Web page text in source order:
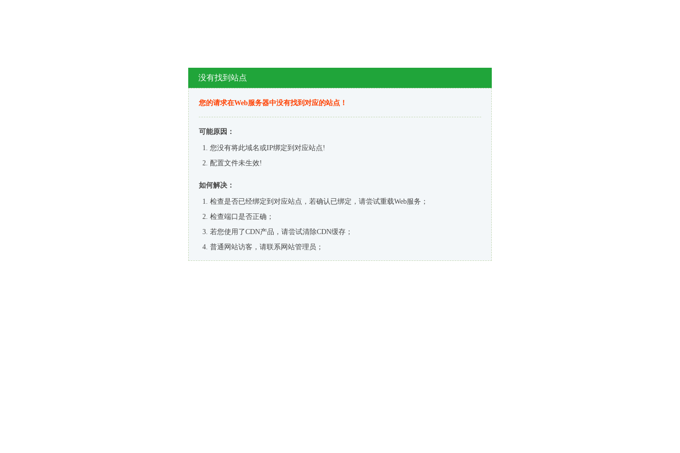
没有找到站点
您的请求在Web服务器中没有找到对应的站点！
可能原因：
您没有将此域名或IP绑定到对应站点!
配置文件未生效!
如何解决：
检查是否已经绑定到对应站点，若确认已绑定，请尝试重载Web服务；
检查端口是否正确；
若您使用了CDN产品，请尝试清除CDN缓存；
普通网站访客，请联系网站管理员；